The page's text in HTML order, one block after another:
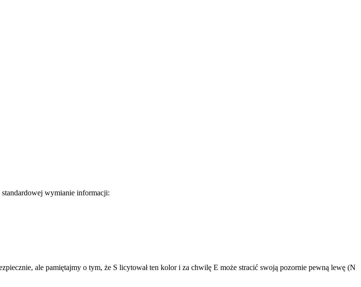
wymianie informacji:
ale pamiętajmy o tym, że S licytował ten kolor i za chwilę E może stracić swoją pozornie pewną lewę (N